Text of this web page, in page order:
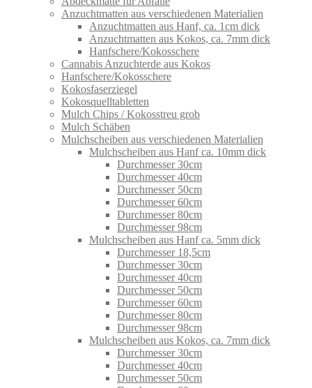
Anzuchtmatten aus verschiedenen Materialien
Anzuchtmatten aus Hanf, ca. 1cm dick
Anzuchtmatten aus Kokos, ca. 7mm dick
Hanfschere/Kokosschere
Cannabis Anzuchterde aus Kokos
Hanfschere/Kokosschere
Kokosfaserziegel
Kokosquelltabletten
Mulch Chips / Kokosstreu grob
Mulch Schäben
Mulchscheiben aus verschiedenen Materialien
Mulchscheiben aus Hanf ca. 10mm dick
Durchmesser 30cm
Durchmesser 40cm
Durchmesser 50cm
Durchmesser 60cm
Durchmesser 80cm
Durchmesser 98cm
Mulchscheiben aus Hanf ca. 5mm dick
Durchmesser 18,5cm
Durchmesser 30cm
Durchmesser 40cm
Durchmesser 50cm
Durchmesser 60cm
Durchmesser 80cm
Durchmesser 98cm
Mulchscheiben aus Kokos, ca. 7mm dick
Durchmesser 30cm
Durchmesser 40cm
Durchmesser 50cm